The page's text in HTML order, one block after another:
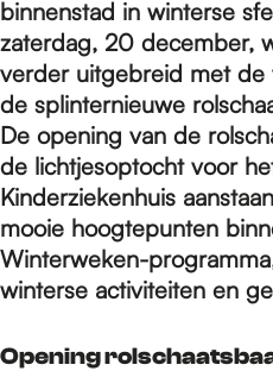
binnenstad in winterse
zaterdag, 20 december,
verder uitgebreid met de
de splinternieuwe
De opening van de
de lichtjesoptocht voor
Kinderziekenhuis
mooie hoogtepunten
Winterweken-
winterse activiteiten en
Opening